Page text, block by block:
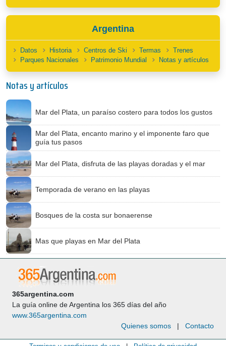
Argentina
Datos Historia Centros de Ski Termas
Trenes
Parques Nacionales
Patrimonio Mundial Notas y artículos
Notas y artículos
Mar del Plata, un paraíso costero para todos los gustos
Mar del Plata, encanto marino y el imponente faro que
guía tus pasos
Mar del Plata, disfruta de las playas doradas y el mar
Temporada de verano en las playas
Bosques de la costa sur bonaerense
Mas que playas en Mar del Plata
365argentina.com
La guía online de Argentina los 365 días del año
www.365argentina.com
Quienes somos | Contacto